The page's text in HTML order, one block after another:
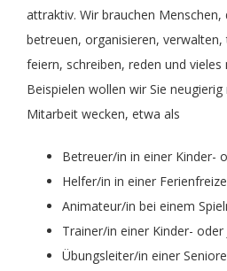
attraktiv. Wir brauchen Menschen,
betreuen, organisieren,
feiern, schreiben, reden und
Beispielen wollen wir Sie
Mitarbeit wecken, etwa als
Betreuer/in in einer Kinder-
Helfer/in in einer
Animateur/in bei einem
Trainer/in einer Kinder-
Übungsleiter/in einer